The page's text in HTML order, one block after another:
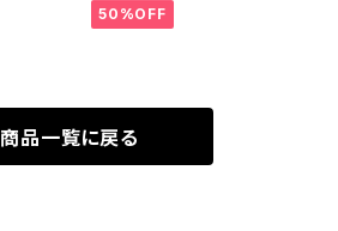
50%OFF
商品一覧に戻る